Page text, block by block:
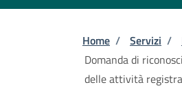
Briciole
Home / Servizi /
Domanda di
delle attività